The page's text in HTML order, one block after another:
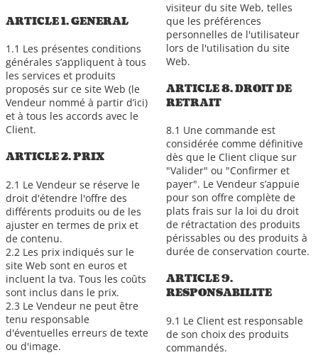
ARTICLE 1. GENERAL
1.1 Les présentes conditions
générales s’appliquent à tous
les services et produits
proposés sur ce site Web (le
Vendeur nommé à partir d’ici)
et à tous les accords avec le
Client.
ARTICLE 2. PRIX
2.1 Le Vendeur se réserve le
droit d'étendre l'offre des
différents produits ou de les
ajuster en termes de prix et
de contenu.
2.2 Les prix indiqués sur le
site Web sont en euros et
incluent la tva. Tous les coûts
sont inclus dans le prix.
2.3 Le Vendeur ne peut être
tenu responsable
d'éventuelles erreurs de texte
ou d'image.
visiteur du site Web, telles
que les préférences
personnelles de l'utilisateur
lors de l'utilisation du site
Web.
ARTICLE 8. DROIT DE
RETRAIT
8.1 Une commande est
considérée comme définitive
dès que le Client clique sur
"Valider" ou "Confirmer et
payer". Le Vendeur s’appuie
pour son offre complète de
plats frais sur la loi du droit
de rétractation des produits
périssables ou des produits à
durée de conservation courte.
ARTICLE 9.
RESPONSABILITE
9.1 Le Client est responsable
de son choix des produits
commandés.